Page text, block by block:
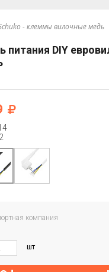
- клеммы вилочные медь
питания DIY
компания
шт